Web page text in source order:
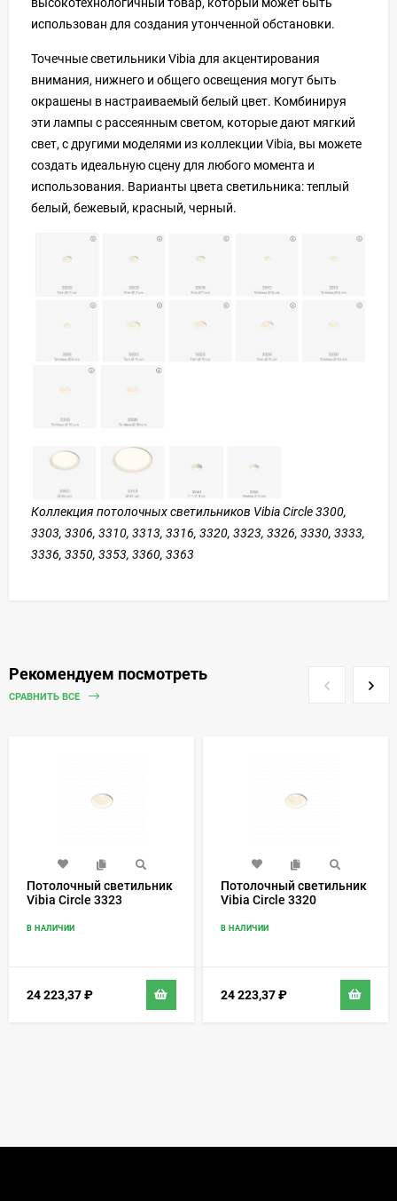
использован для создания утонченной обстановки.
Точечные светильники Vibia для акцентирования
внимания, нижнего и общего освещения могут быть
окрашены в настраиваемый белый цвет. Комбинируя
эти лампы с рассеянным светом, которые дают мягкий
свет, с другими моделями из коллекции Vibia, вы можете
создать идеальную сцену для любого момента и
использования. Варианты цвета светильника: теплый
белый, бежевый, красный, черный.
Коллекция потолочных светильников Vibia Circle 3300,
3303, 3306, 3310, 3313, 3316, 3320, 3323, 3326, 3330, 3333,
3336, 3350, 3353, 3360, 3363
Рекомендуем посмотреть
СРАВНИТЬ ВСЕ
Потолочный светильник
Vibia Circle 3323
В НАЛИЧИИ
24 223,37₽
Потолочный светильник
Vibia Circle 3320
В НАЛИЧИИ
24 223,37₽